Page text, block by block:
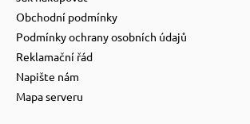
Obchodní podmínky
Podmínky ochrany osobních údajů
Reklamační řád
Napište nám
Mapa serveru